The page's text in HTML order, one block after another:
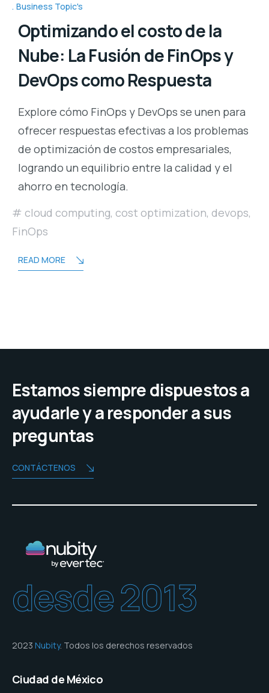
Business Topic's
Optimizando el costo de la
Nube: La Fusión de FinOps y
DevOps como Respuesta
Explore cómo FinOps y DevOps se unen para
ofrecer respuestas efectivas a los problemas
de optimización de costos empresariales,
logrando un equilibrio entre la calidad y el
ahorro en tecnología.
cloud computing, cost optimization, devops,
FinOps
READ MORE
Estamos siempre dispuestos a
ayudarle y a responder a sus
preguntas
CONTÁCTENOS
desde 2013
2023 Nubity. Todos los derechos reservados
Ciudad de México